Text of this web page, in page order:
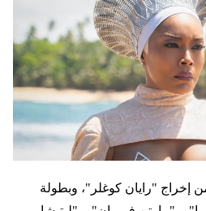
"رايان كوغلر"، وبطولة